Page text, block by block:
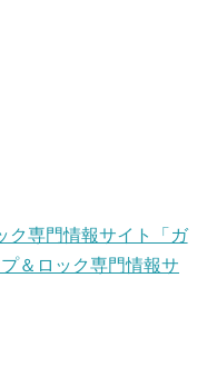
ク専門情報サイト「ガ
＆ロック専門情報サ